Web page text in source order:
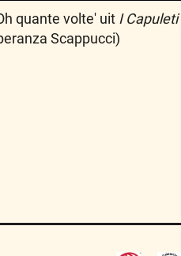
quante volte' uit I
Scappucci)